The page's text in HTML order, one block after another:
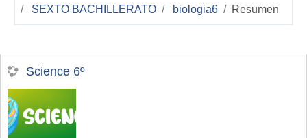
SEXTO BACHILLERATO biologia6 Resumen
Science 6º